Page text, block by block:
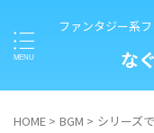
ファンタジー系
な
HOME > BGM > シリーズ